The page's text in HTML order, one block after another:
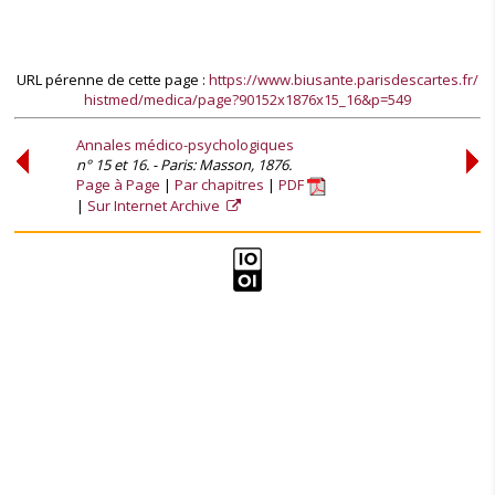
URL pérenne de cette page : https://www.biusante.parisdescartes.fr/
histmed/medica/page?90152x1876x15_16&p=549
Annales médico-psychologiques
n° 15 et 16. - Paris: Masson, 1876.
Page à Page
Par chapitres
PDF
Sur Internet Archive